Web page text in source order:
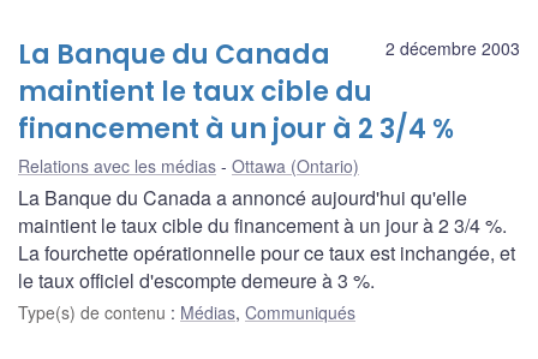
2 décembre 2003
La Banque du Canada
maintient le taux cible du
financement à un jour à 2 3/4 %
Relations avec les médias Ottawa (Ontario)
La Banque du Canada a annoncé aujourd'hui qu'elle
maintient le taux cible du financement à un jour à 2 3/4 %.
La fourchette opérationnelle pour ce taux est inchangée, et
le taux officiel d'escompte demeure à 3 %.
Type(s) de contenu : Médias, Communiqués